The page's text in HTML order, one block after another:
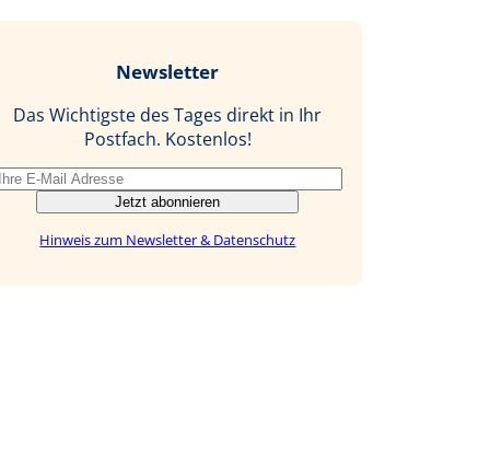
n
l
Newsletter
Das Wichtigste des Tages direkt in Ihr
Postfach. Kostenlos!
Jetzt abonnieren
Hinweis zum Newsletter & Datenschutz